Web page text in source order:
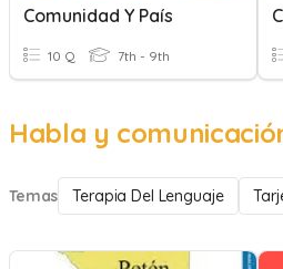
Comunidad Y País
10 Q 7th - 9th
Habla y
Temas Terapia Del Lenguaje